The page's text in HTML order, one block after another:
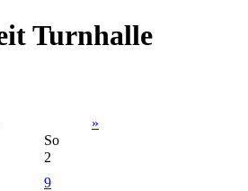
Turnhalle
»
So
2
9